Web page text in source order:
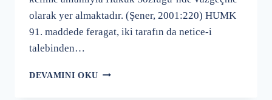
olarak yer almaktadır. (Şener, 2001:220) HUMK
91. maddede feragat, iki tarafın da netice-i
talebinden…
DEVAMINI OKU İDARI